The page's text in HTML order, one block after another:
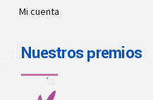
Mi cuenta
Nuestros premios